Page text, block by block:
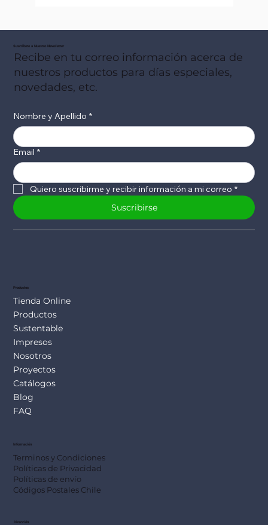
Suscribete a Nuestro Newsletter
Recibe en tu correo información acerca de
nuestros productos para días especiales,
novedades, etc.
Nombre y Apellido *
Email *
Quiero suscribirme y recibir información a mi correo *
Suscribirse
Productos
Tienda Online
Productos
Sustentable
Impresos
Nosotros
Proyectos
Catálogos
Blog
FAQ
Información
Terminos y Condiciones
Políticas de Privacidad
Políticas de envío
Códigos Postales Chile
Dirección